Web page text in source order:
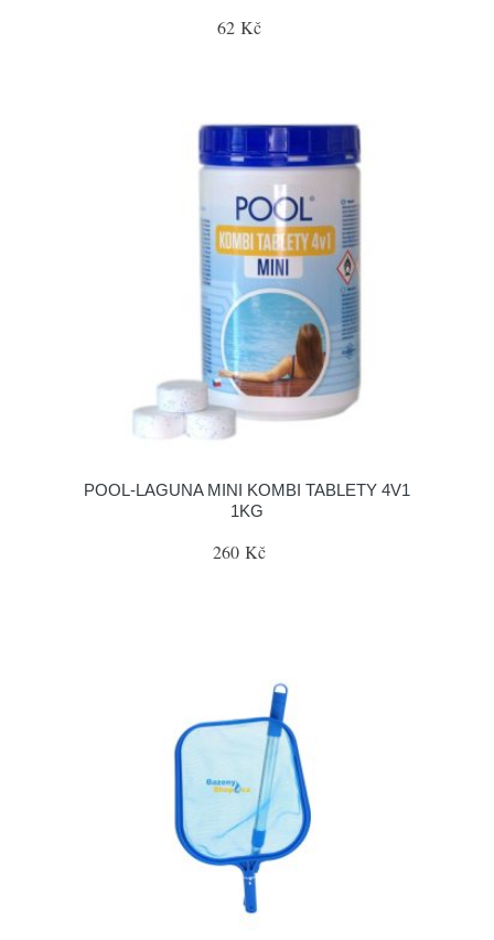
62 Kč
POOL-LAGUNA MINI KOMBI TABLETY 4V1
1KG
260 Kč